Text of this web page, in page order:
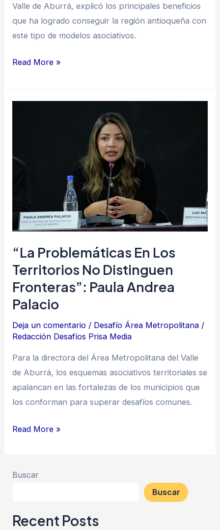
Valle de Aburrá, explicó los principales beneficios
que ha logrado conseguir la región antioqueña con
este tipo de modelos asociativos.
Read More »
“La Problemáticas En Los
Territorios No Distinguen
Fronteras”: Paula Andrea
Palacio
Deja un comentario / Desafío Área Metropolitana /
Redacción Desafíos Prisa Media
Para la directora del Área Metropolitana del Valle
de Aburrá, los esquemas asociativos territoriales se
apalancan en las fortalezas de los municipios que
los conforman para superar desafíos comunes.
territorios
fronteras”:
Paula
Palacio
Read More »
Buscar
Buscar
Recent Posts